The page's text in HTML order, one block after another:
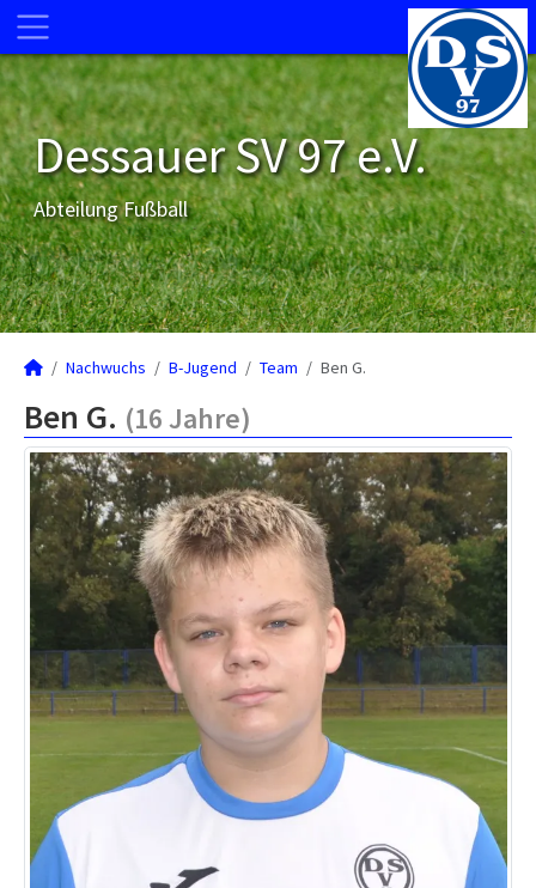
Dessauer SV 97 e.V.
Abteilung Fußball
Nachwuchs B-Jugend Team Ben G.
Ben G. (16 Jahre)